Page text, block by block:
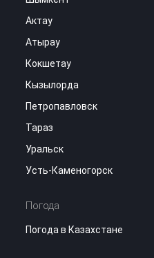
Актау
Атырау
Кокшетау
Кызылорда
Петропавловск
Тараз
Уральск
Усть-Каменогорск
Погода
Погода в Казахстане